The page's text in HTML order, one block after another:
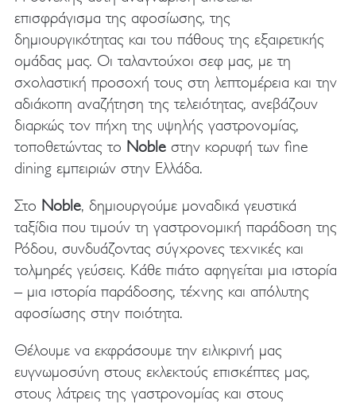
επισφράγισμα της αφοσίωσης, της
δημιουργικότητας και του πάθους της εξαιρετικής
ομάδας μας. Οι ταλαντούχοι σεφ μας, με τη
σχολαστική προσοχή τους στη λεπτομέρεια και την
αδιάκοπη αναζήτηση της τελειότητας, ανεβάζουν
διαρκώς τον πήχη της υψηλής γαστρονομίας,
τοποθετώντας το Nobleστην κορυφή των fine
dining εμπειριών στην Ελλάδα.
Στο Noble, δημιουργούμε μοναδικά γευστικά
ταξίδια που τιμούν τη γαστρονομική παράδοση της
Ρόδου, συνδυάζοντας σύγχρονες τεχνικές και
τολμηρές γεύσεις. Κάθε πιάτο αφηγείται μια ιστορία
– μια ιστορία παράδοσης, τέχνης και απόλυτης
αφοσίωσης στην ποιότητα.
Θέλουμε να εκφράσουμε την ειλικρινή μας
ευγνωμοσύνη στους εκλεκτούς επισκέπτες μας,
στους λάτρεις της γαστρονομίας και στους